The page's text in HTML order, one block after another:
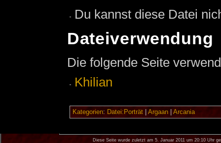
Du kannst diese Datei
Dateiverwendung
Die folgende Seite
Khilian
Kategorien: Datei:Porträt| Argaan| Arcania
Diese Seite wurde zuletzt am 5. Januar 2011 um 20:10 Uhr